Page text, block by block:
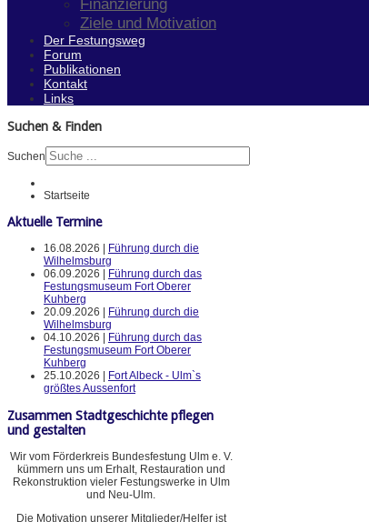
Finanzierung
Ziele und Motivation
Der Festungsweg
Forum
Publikationen
Kontakt
Links
Suchen & Finden
Suchen
Startseite
Aktuelle Termine
16.08.2026 |
Führung durch die
Wilhelmsburg
06.09.2026 |
Führung durch das
Festungsmuseum Fort Oberer
Kuhberg
20.09.2026 |
Führung durch die
Wilhelmsburg
04.10.2026 |
Führung durch das
Festungsmuseum Fort Oberer
Kuhberg
25.10.2026 |
Fort Albeck - Ulm`s
größtes Aussenfort
Zusammen Stadtgeschichte pflegen
und gestalten
Wir vom Förderkreis Bundesfestung Ulm e. V.
kümmern uns um Erhalt, Restauration und
Rekonstruktion vieler Festungswerke in Ulm
und Neu-Ulm.
Die Motivation unserer Mitglieder/Helfer ist